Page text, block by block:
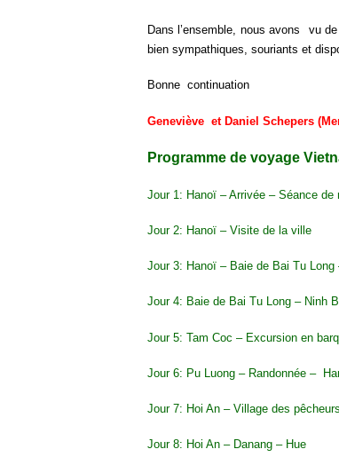
Dans l’ensemble, nous avons vu
bien sympathiques, souriants et
Bonne continuation
Geneviève et Daniel Schepers
Programme de voyage
Jour 1: Hanoï – Arrivée – Séance de
Jour 2: Hanoï – Visite de la ville
Jour 3: Hanoï – Baie de Bai Tu
Jour 4: Baie de Bai Tu Long – Ninh
Jour 5: Tam Coc – Excursion en
Jour 6: Pu Luong – Randonnée –
Jour 7: Hoi An – Village des
Jour 8: Hoi An – Danang – Hue